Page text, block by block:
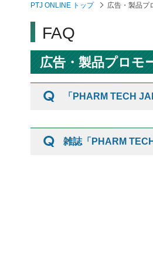
PTJ ONLINE トップ 広告・製品プ
FAQ
広告・製品プロモ
「PHARM TECH
雑誌「PHARM